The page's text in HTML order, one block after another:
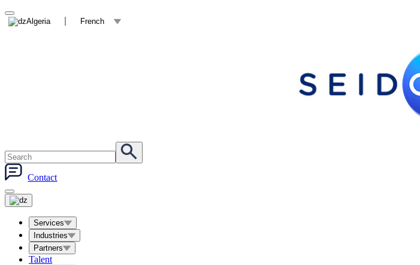
Algeria French
Contact
Services
Industries
Partners
Talent